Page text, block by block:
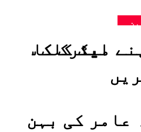
میٹرک کا
عامر کی بہن